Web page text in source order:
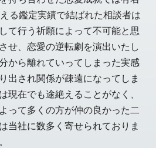
る鑑定実績で結ばれた相談者は
て行う祈願によって不可能と思
せ、恋愛の逆転劇を演出いたし
から離れていってしまった実感
出され関係が疎遠になってしま
現在でも途絶えることがなく、
って多くの方が仲の良かった二
当社に数多く寄せられておりま